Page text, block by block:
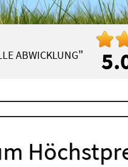
ABWICKLUNG"